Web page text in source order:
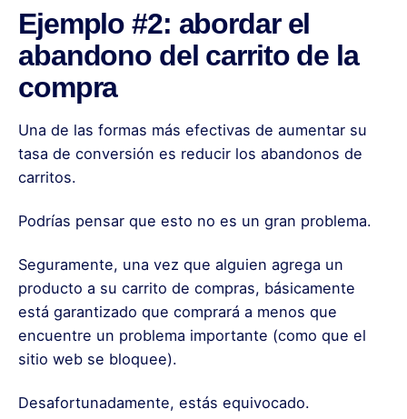
Ejemplo #2: abordar el
abandono del carrito de la
compra
Una de las formas más efectivas de aumentar su
tasa de conversión es reducir los abandonos de
carritos.
Podrías pensar que esto no es un gran problema.
Seguramente, una vez que alguien agrega un
producto a su carrito de compras, básicamente
está garantizado que comprará a menos que
encuentre un problema importante (como que el
sitio web se bloquee).
Desafortunadamente, estás equivocado.